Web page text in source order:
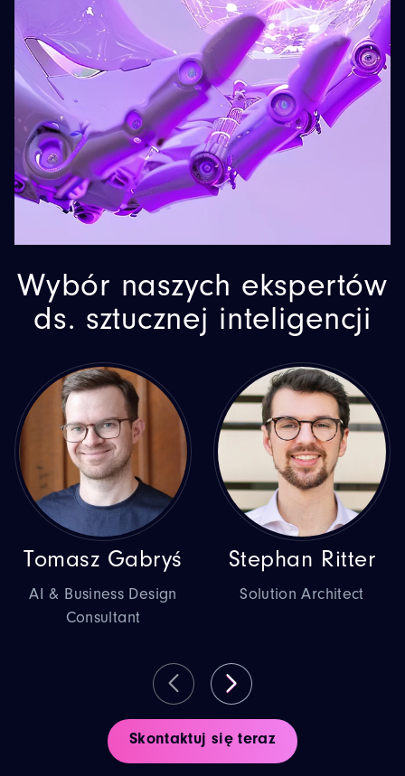
Wybór naszych ekspertów
ds. sztucznej inteligencji
Tomasz Gabryś
AI & Business Design
Consultant
Stephan Ritter
Solution Architect
Skontaktuj się teraz